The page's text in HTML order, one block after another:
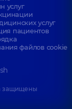
услуг
услуг
пациентов
файлов cookie
защищены